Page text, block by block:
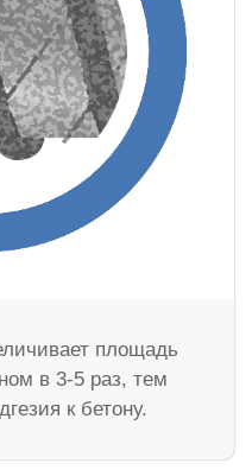
площадь
в 3-5 раз, тем
к бетону.